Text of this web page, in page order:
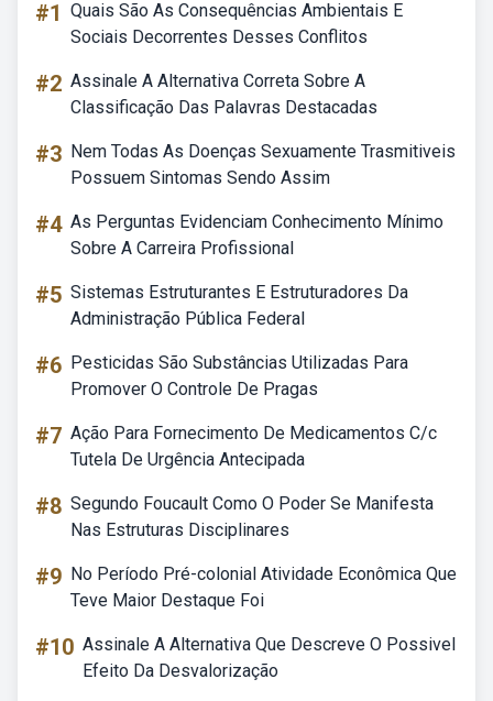
#1 Quais São As Consequências Ambientais E
Sociais Decorrentes Desses Conflitos
#2 Assinale A Alternativa Correta Sobre A
Classificação Das Palavras Destacadas
#3 Nem Todas As Doenças Sexuamente Trasmitiveis
Possuem Sintomas Sendo Assim
#4 As Perguntas Evidenciam Conhecimento Mínimo
Sobre A Carreira Profissional
#5 Sistemas Estruturantes E Estruturadores Da
Administração Pública Federal
#6 Pesticidas São Substâncias Utilizadas Para
Promover O Controle De Pragas
#7 Ação Para Fornecimento De Medicamentos C/c
Tutela De Urgência Antecipada
#8 Segundo Foucault Como O Poder Se Manifesta
Nas Estruturas Disciplinares
#9 No Período Pré-colonial Atividade Econômica Que
Teve Maior Destaque Foi
#10 Assinale A Alternativa Que Descreve O Possivel
Efeito Da Desvalorização